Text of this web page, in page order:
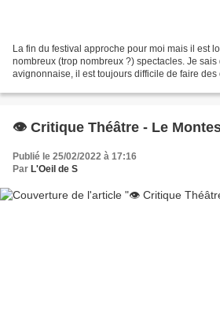
La fin du festival approche pour moi mais il est
nombreux (trop nombreux ?) spectacles. Je sais
avignonnaise, il est toujours difficile de faire des
👁️ Critique Théâtre - Le
Publié le 25/02/2022 à 17:16
Par L'Oeil de S